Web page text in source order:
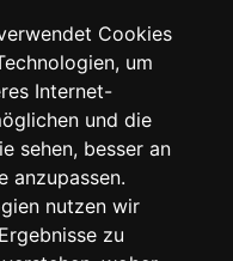
Cookies
um
Internet-
und die
sehen, besser an
anzupassen.
nutzen wir
zu